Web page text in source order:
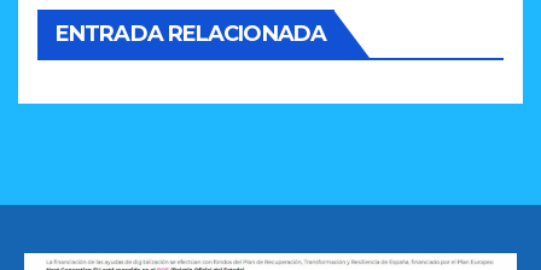
ENTRADA RELACIONADA